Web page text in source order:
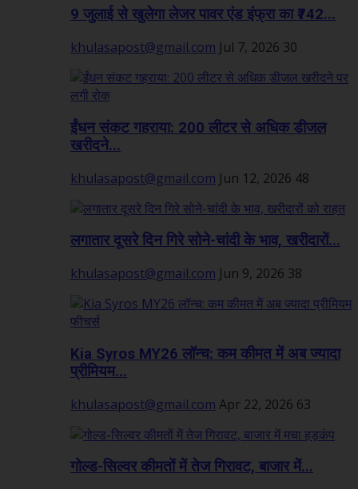
9 जुलाई से खुलेगा लेजर पावर एंड इंफ्रा का ₹742...
khulasapost@gmail.com Jul 7, 2026 30
ईंधन संकट गहराया: 200 लीटर से अधिक डीजल
खरीदने...
khulasapost@gmail.com Jun 12, 2026 48
लगातार दूसरे दिन गिरे सोने-चांदी के भाव, खरीदारों...
khulasapost@gmail.com Jun 9, 2026 38
Kia Syros MY26 लॉन्च: कम कीमत में अब ज्यादा
प्रीमियम...
khulasapost@gmail.com Apr 22, 2026 63
गोल्ड-सिल्वर कीमतों में तेज गिरावट, बाजार में...